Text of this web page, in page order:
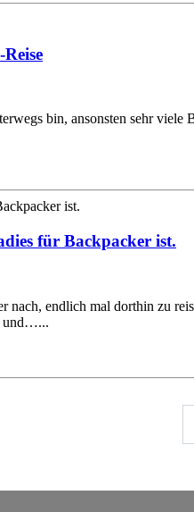
bin, ansonsten sehr
für Backpacker ist.
endlich mal dorthin zu
und…...